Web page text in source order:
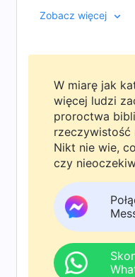
Zobacz więcej
W miarę jak
więcej ludzi
proroctwa
rzeczywistość
Nikt nie wie,
czy
rodziną
WhatsAppa
naszej grupy